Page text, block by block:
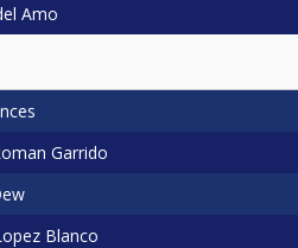
Amo
Garrido
Blanco